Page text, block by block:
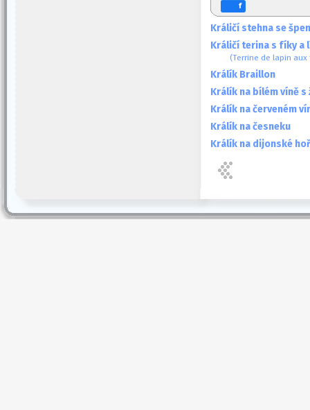
f
Králičí stehna se
Králičí terina s fíky a
(Terrine de lapin
Králík Braillon
Králík na bílém víně s
Králík na červeném
Králík na česneku
Králík na dijonské